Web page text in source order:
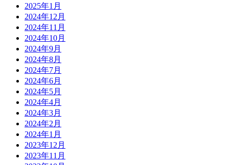
2025年1月
2024年12月
2024年11月
2024年10月
2024年9月
2024年8月
2024年7月
2024年6月
2024年5月
2024年4月
2024年3月
2024年2月
2024年1月
2023年12月
2023年11月